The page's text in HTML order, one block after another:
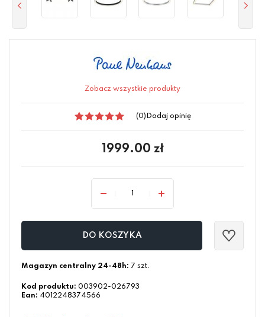
Zobacz wszystkie produkty
(0) Dodaj opinię
1999.00 zł
DO KOSZYKA
Magazyn centralny 24-48h: 7 szt.
Kod produktu: 003902-026793
Ean: 4012248374566